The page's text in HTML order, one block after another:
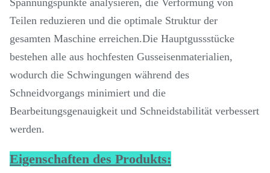
Spannungspunkte analysieren, die Verformung von
Teilen reduzieren und die optimale Struktur der
gesamten Maschine erreichen.Die Hauptgussstücke
bestehen alle aus hochfesten Gusseisenmaterialien,
wodurch die Schwingungen während des
Schneidvorgangs minimiert und die
Bearbeitungsgenauigkeit und Schneidstabilität verbessert
werden.
Eigenschaften des Produkts: